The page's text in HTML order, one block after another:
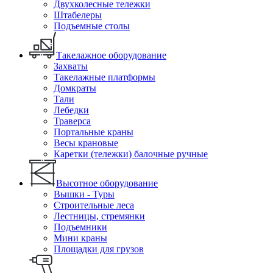
Двухколесные тележки
Штабелеры
Подъемные столы
Такелажное оборудование
Захваты
Такелажные платформы
Домкраты
Тали
Лебедки
Траверса
Портальные краны
Весы крановые
Каретки (тележки) балочные ручные
Высотное оборудование
Вышки - Туры
Строительные леса
Лестницы, стремянки
Подъемники
Мини краны
Площадки для грузов